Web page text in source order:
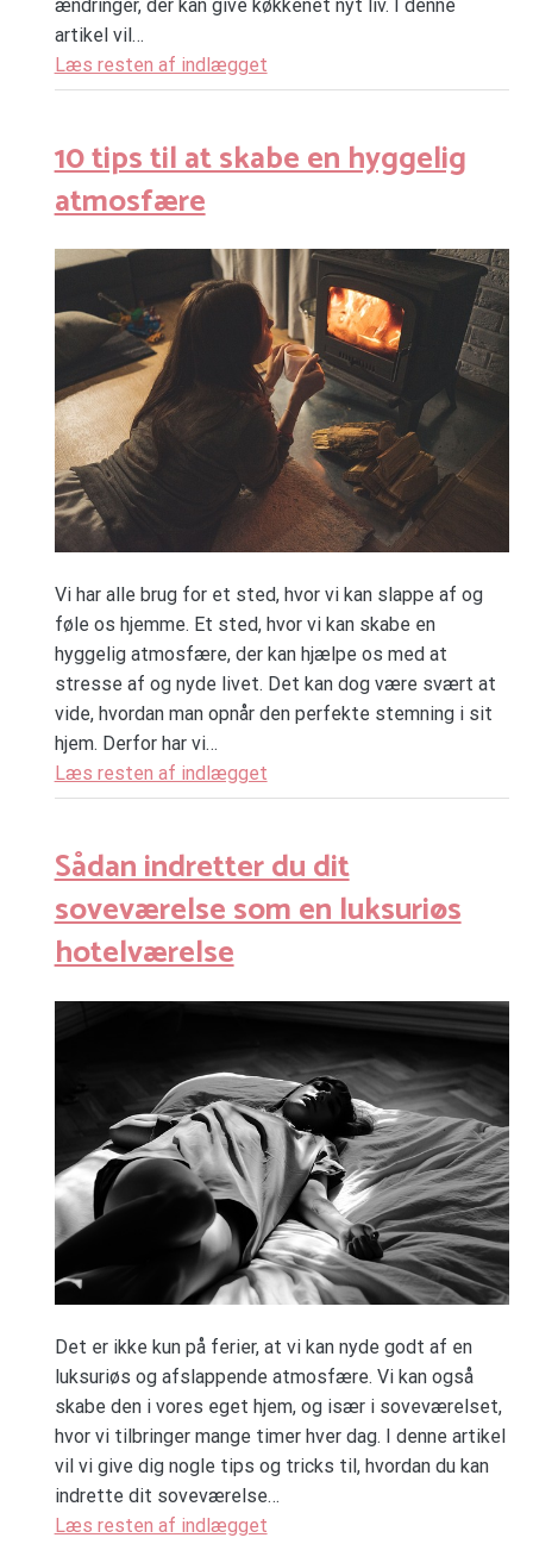
ændringer, der kan give køkkenet nyt liv. I denne
artikel vil…
Læs resten af indlægget
10 tips til at skabe en hyggelig
atmosfære
Vi har alle brug for et sted, hvor vi kan slappe af og
føle os hjemme. Et sted, hvor vi kan skabe en
hyggelig atmosfære, der kan hjælpe os med at
stresse af og nyde livet. Det kan dog være svært at
vide, hvordan man opnår den perfekte stemning i sit
hjem. Derfor har vi…
Læs resten af indlægget
Sådan indretter du dit
soveværelse som en luksuriøs
hotelværelse
Det er ikke kun på ferier, at vi kan nyde godt af en
luksuriøs og afslappende atmosfære. Vi kan også
skabe den i vores eget hjem, og især i soveværelset,
hvor vi tilbringer mange timer hver dag. I denne artikel
vil vi give dig nogle tips og tricks til, hvordan du kan
indrette dit soveværelse…
Læs resten af indlægget